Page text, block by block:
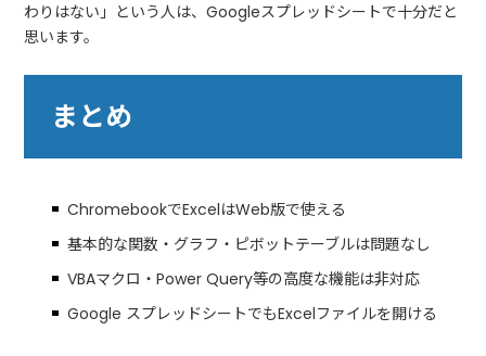
わりはない」という人は、Googleスプレッドシートで十分だと
思います。
まとめ
ChromebookでExcelはWeb版で使える
基本的な関数・グラフ・ピボットテーブルは問題なし
VBAマクロ・Power Query等の高度な機能は非対応
Google スプレッドシートでもExcelファイルを開ける